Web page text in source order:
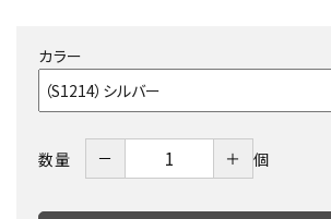
カラー
数量 － ＋ 個